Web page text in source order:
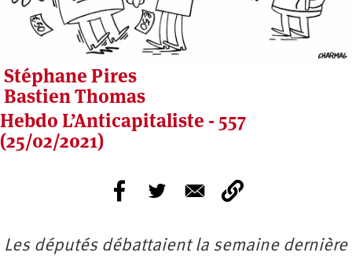
Stéphane Pires
Bastien Thomas
Hebdo L’Anticapitaliste - 557
(25/02/2021)
Les députés débattaient la semaine dernière